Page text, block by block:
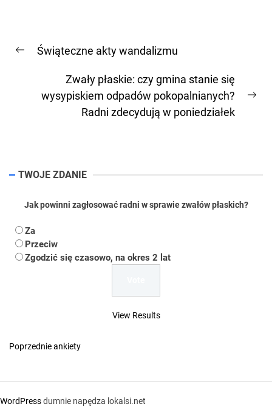
Nawigacja
wpisu
Previous
Świąteczne akty wandalizmu
Zwały płaskie: czy gmina stanie się
wysypiskiem odpadów pokopalnianych?
Radni zdecydują w poniedziałek
TWOJE ZDANIE
Jak powinni zagłosować radni w sprawie zwałów płaskich?
Za
Przeciw
Zgodzić się czasowo, na okres 2 lat
View Results
Poprzednie ankiety
WordPressdumnie napędza lokalsi.net